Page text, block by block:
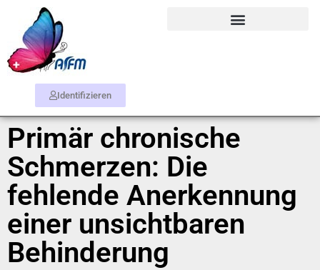
Identifizieren
Primär chronische
Schmerzen: Die
fehlende Anerkennung
einer unsichtbaren
Behinderung